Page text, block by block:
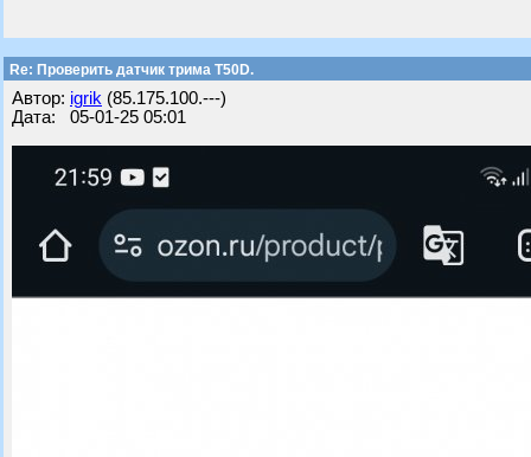
Re: Проверить датчик трима Т50D.
Автор: igrik (85.175.100.---)
Дата: 05-01-25 05:01